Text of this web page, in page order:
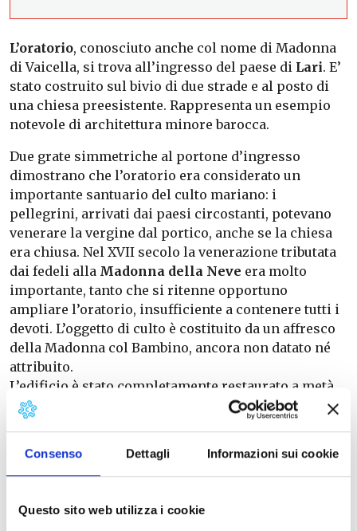
Consenso Dettagli Informazioni sui cookie
Questo sito web utilizza i cookie
L’oratorio, conosciuto anche col nome di Madonna
di Vaicella, si trova all’ingresso del paese di Lari. E’
stato costruito sul bivio di due strade e al posto di
una chiesa preesistente. Rappresenta un esempio
notevole di architettura minore barocca.
Due grate simmetriche al portone d’ingresso
dimostrano che l’oratorio era considerato un
importante santuario del culto mariano: i
pellegrini, arrivati dai paesi circostanti, potevano
venerare la vergine dal portico, anche se la chiesa
era chiusa. Nel XVII secolo la venerazione tributata
dai fedeli alla Madonna della Neve era molto
importante, tanto che si ritenne opportuno
ampliare l’oratorio, insufficiente a contenere tutti i
devoti. L’oggetto di culto è costituito da un affresco
della Madonna col Bambino, ancora non datato né
attribuito.
L’edificio è stato completamente restaurato a metà
Settecento.
conserva l’altare maggiore in
marmo su disegno attribuito all’artista pisano
Cremoni e un’acquasantiera ricavata da un capitello
dell’antica chiesa di San Bartolomeo di Triano oggi